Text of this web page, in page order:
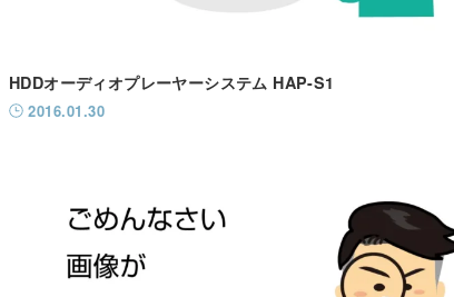
HDDオーディオプレーヤーシステム HAP-S1
2016.01.30